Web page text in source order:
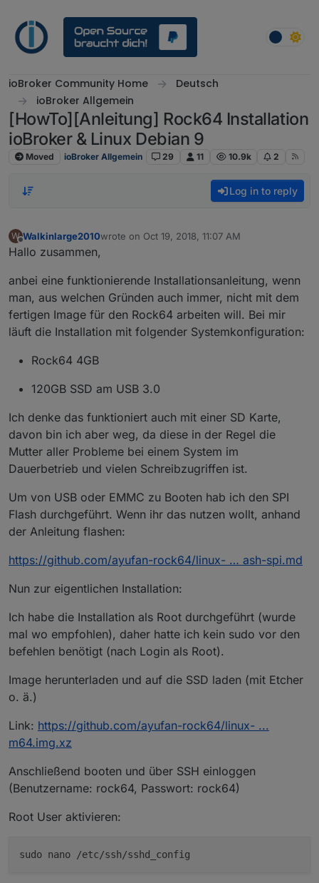
ioBroker Community Home
Deutsch
ioBroker Allgemein
[HowTo][Anleitung] Rock64 Installation
ioBroker & Linux Debian 9
Moved ioBroker Allgemein 29 11 10.9k 2
Log in to reply
W
Offline
Walkinlarge2010wrote on Oct 19, 2018, 11:07 AM
last edited by Dec 27, 2018, 5:17 PM
Hallo zusammen,
anbei eine funktionierende Installationsanleitung, wenn
man, aus welchen Gründen auch immer, nicht mit dem
fertigen Image für den Rock64 arbeiten will. Bei mir
läuft die Installation mit folgender Systemkonfiguration:
Rock64 4GB
120GB SSD am USB 3.0
Ich denke das funktioniert auch mit einer SD Karte,
davon bin ich aber weg, da diese in der Regel die
Mutter aller Probleme bei einem System im
Dauerbetrieb und vielen Schreibzugriffen ist.
Um von USB oder EMMC zu Booten hab ich den SPI
Flash durchgeführt. Wenn ihr das nutzen wollt, anhand
der Anleitung flashen:
https://github.com/ayufan-rock64/linux- … ash-spi.md
Nun zur eigentlichen Installation:
Ich habe die Installation als Root durchgeführt (wurde
mal wo empfohlen), daher hatte ich kein sudo vor den
befehlen benötigt (nach Login als Root).
Image herunterladen und auf die SSD laden (mit Etcher
o. ä.)
Link: https://github.com/ayufan-rock64/linux- ...
m64.img.xz
Anschließend booten und über SSH einloggen
(Benutzername: rock64, Passwort: rock64)
Root User aktivieren:
sudo nano /etc/ssh/sshd_config